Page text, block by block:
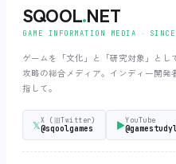
SQOOL.NET
GAME INFORMATION MEDIA ‧
ゲームを「文化」と「研究対象」とし
攻略の総合メディア。インディー開発
指して。
𝕏X (旧Twitter)
@sqoolgames ▶YouTube